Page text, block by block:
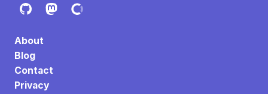
About
Blog
Contact
Privacy